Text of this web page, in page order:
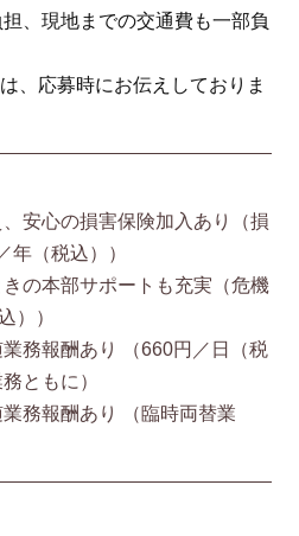
、現地までの交通費も一部負
、応募時にお伝えしておりま
安心の損害保険加入あり（損
年（税込））
の本部サポートも充実（危機
））
務報酬あり （660円／⽇（税
ともに）
務報酬あり （臨時両替業